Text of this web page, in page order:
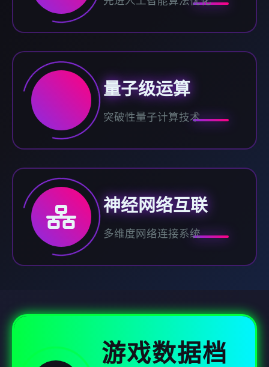
量子级运算
突破性量子计算技术
神经网络互联
多维度网络连接系统
游戏数据档